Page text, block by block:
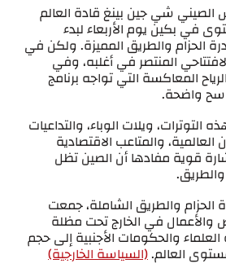
الصيني شي جين بينغ قادة العالم
في بكين يوم الأربعاء لبدء
الحزام والطريق المميزة. ولكن في
المنتصر في أغلبه، وفي
المعاكسة التي تواجه برنامج
واضحة.
ويلات الوباء، والتداعيات
والمتاعب الاقتصادية
قوية مفادها أن الصين تظل
والطريق.
الحزام والطريق الشاملة، جمعت
والأعمال في الخارج تحت مظلة
العلماء والحكومات الأجنبية إلى حجم
العالم.(السياسة الخارجية)